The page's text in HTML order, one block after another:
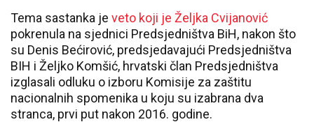
Tema sastanka je veto koji je Željka Cvijanović
pokrenula na sjednici Predsjedništva BiH, nakon što
su Denis Bećirović, predsjedavajući Predsjedništva
BIH i Željko Komšić, hrvatski član Predsjedništva
izglasali odluku o izboru Komisije za zaštitu
nacionalnih spomenika u koju su izabrana dva
stranca, prvi put nakon 2016. godine.